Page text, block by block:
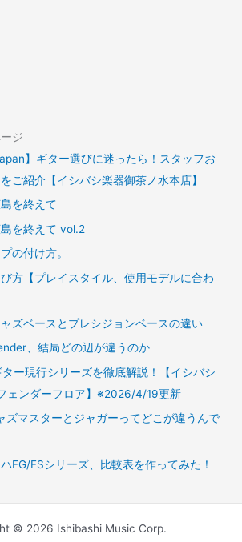
ジ
】ギター選びに迷ったら！スタッフお
ご紹介【イシバシ楽器御茶ノ水本店】
を終えて
を終えて vol.2
の付け方。
方【プレイスタイル、使用モデルに合わ
ズベースとプレシジョンベースの違い
、結局どの辺が違うのか
ター現行シリーズを徹底解説！【イシバシ
ェンダーフロア】※2026/4/19更新
ズマスターとジャガーってどこが違うんで
FG/FSシリーズ、比較表を作ってみた！
© 2026 Ishibashi Music Corp.